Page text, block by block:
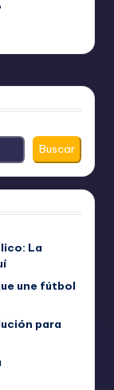
Buscar
La
une fútbol
para